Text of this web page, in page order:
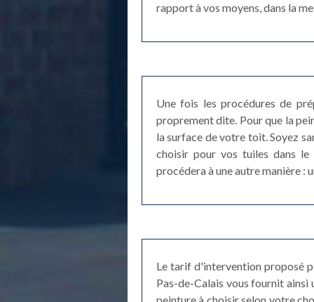
rapport à vos moyens, dans la
Une fois les procédures de
proprement dite. Pour que la
la surface de votre toit. Soyez
choisir pour vos tuiles dans le
procédera à une autre manière :
Le tarif d'intervention proposé
Pas-de-Calais vous fournit ainsi